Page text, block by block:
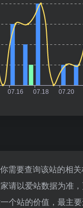
需要查询该站的相
请以爱站数据为准
个站的价值，最主